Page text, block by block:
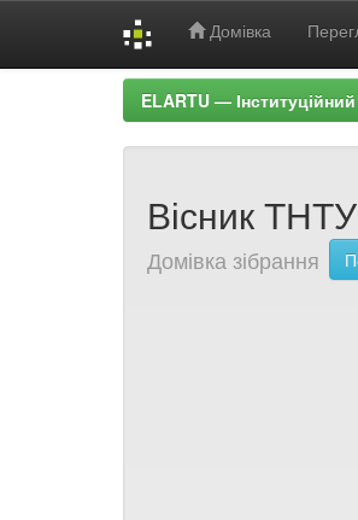
Домівка
ELARTU —
Вісник
Домівка зібрання